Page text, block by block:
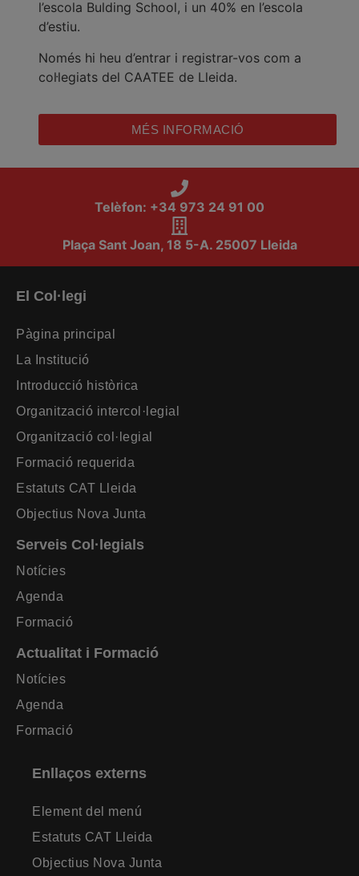
l’escola Bulding School, i un 40% en l’escola
d’estiu.
Només hi heu d’entrar i registrar-vos com a
col·legiats del CAATEE de Lleida.
MÉS INFORMACIÓ
Telèfon: +34 973 24 91 00
Plaça Sant Joan, 18 5-A. 25007 Lleida
El Col·legi
Pàgina principal
La Institució
Introducció històrica
Organització intercol·legial
Organització col·legial
Formació requerida
Estatuts CAT Lleida
Objectius Nova Junta
Serveis Col·legials
Notícies
Agenda
Formació
Actualitat i Formació
Notícies
Agenda
Formació
Enllaços externs
Element del menú
Estatuts CAT Lleida
Objectius Nova Junta